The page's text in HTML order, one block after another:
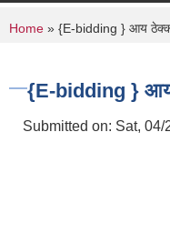
You are here
Home » {E-bidding } आय
{E-bidding } आय
Submitted on: Sat, 04/